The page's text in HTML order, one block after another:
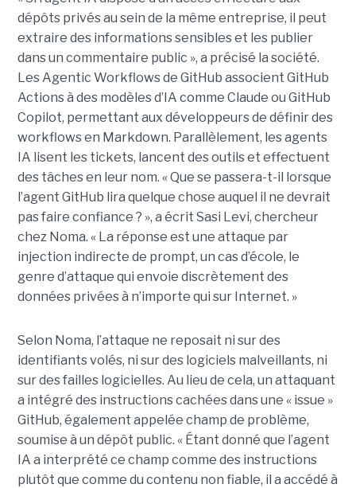
dépôts privés au sein de la même entreprise, il peut
extraire des informations sensibles et les publier
dans un commentaire public », a précisé la société.
Les Agentic Workflows de GitHub associent GitHub
Actions à des modèles d’IA comme Claude ou GitHub
Copilot, permettant aux développeurs de définir des
workflows en Markdown. Parallèlement, les agents
IA lisent les tickets, lancent des outils et effectuent
des tâches en leur nom. « Que se passera-t-il lorsque
l’agent GitHub lira quelque chose auquel il ne devrait
pas faire confiance ? », a écrit Sasi Levi, chercheur
chez Noma. « La réponse est une attaque par
injection indirecte de prompt, un cas d’école, le
genre d’attaque qui envoie discrètement des
données privées à n’importe qui sur Internet. »
Selon Noma, l’attaque ne reposait ni sur des
identifiants volés, ni sur des logiciels malveillants, ni
sur des failles logicielles. Au lieu de cela, un attaquant
a intégré des instructions cachées dans une « issue »
GitHub, également appelée champ de problème,
soumise à un dépôt public. « Étant donné que l’agent
IA a interprété ce champ comme des instructions
plutôt que comme du contenu non fiable, il a accédé à